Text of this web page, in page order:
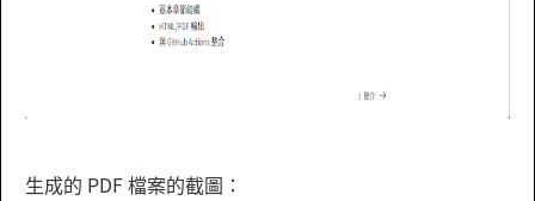
生成的 PDF 檔案的截圖：